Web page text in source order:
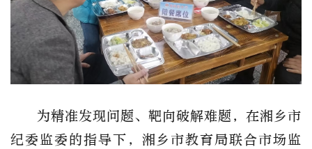
为精准发现问题、靶向破解难题， 在湘乡市
纪委监委的指导下， 湘乡 市教育局联合市场监